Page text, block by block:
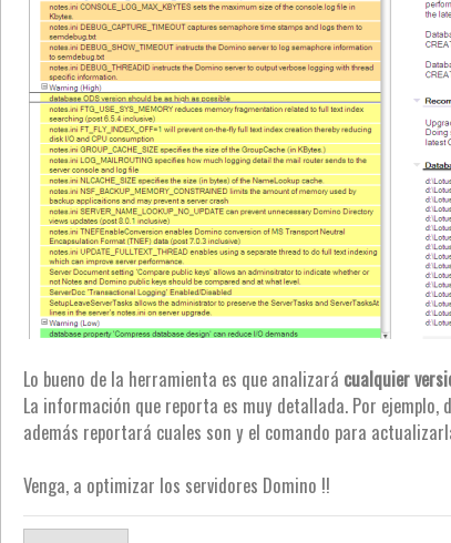
Lo bueno de la herramienta es que analizará cualquier
La información que reporta es muy detallada. Por
además reportará cuales son y el comando para
Venga, a optimizar los servidores Domino !!